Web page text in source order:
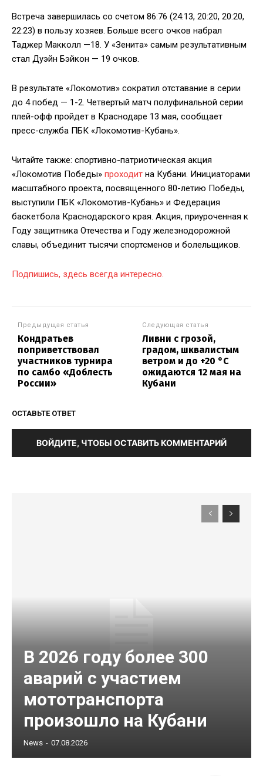
Встреча завершилась со счетом 86:76 (24:13, 20:20, 20:20,
22:23) в пользу хозяев. Больше всего очков набрал
Таджер Макколл —18. У «Зенита» самым результативным
стал Дуэйн Бэйкон — 19 очков.
В результате «Локомотив» сократил отставание в серии
до 4 побед — 1-2. Четвертый матч полуфинальной серии
плей-офф пройдет в Краснодаре 13 мая, сообщает
пресс-служба ПБК «Локомотив-Кубань».
Читайте также: спортивно-патриотическая акция
«Локомотив Победы» проходит на Кубани. Инициаторами
масштабного проекта, посвященного 80-летию Победы,
выступили ПБК «Локомотив-Кубань» и Федерация
баскетбола Краснодарского края. Акция, приуроченная к
Году защитника Отечества и Году железнодорожной
славы, объединит тысячи спортсменов и болельщиков.
Подпишись, здесь всегда интересно.
Предыдущая статья
Кондратьев
поприветствовал
участников турнира
по самбо «Доблесть
России»
Следующая статья
Ливни с грозой,
градом, шквалистым
ветром и до +20 °С
ожидаются 12 мая на
Кубани
ОСТАВЬТЕ ОТВЕТ
ВОЙДИТЕ, ЧТОБЫ ОСТАВИТЬ КОММЕНТАРИЙ
В 2026 году более 300
аварий с участием
мототранспорта
произошло на Кубани
News - 07.08.2026